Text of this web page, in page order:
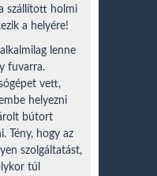
szállított holmi
a helyére!
lenne
fuvarra.
vett,
helyezni
bútort
Tény, hogy az
szolgáltatást,
túl